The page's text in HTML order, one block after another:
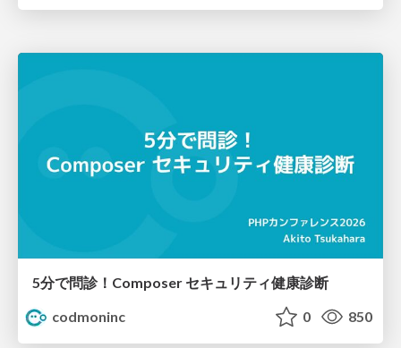
5分で問診！Composer セキュリティ健康診断
codmoninc
0 850